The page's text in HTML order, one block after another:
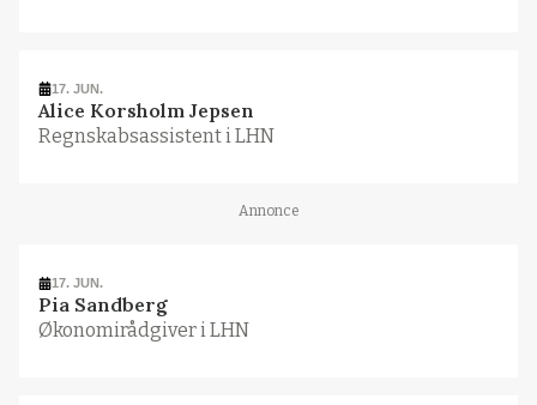
17. JUN.
Alice Korsholm Jepsen
Regnskabsassistent i LHN
Annonce
17. JUN.
Pia Sandberg
Økonomirådgiver i LHN